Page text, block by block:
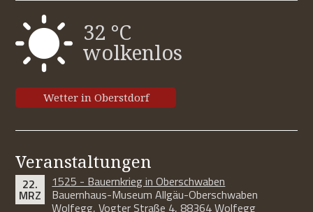
32 °C
wolkenlos
Wetter in Oberstdorf
Veranstaltungen
22.
MRZ
1525 - Bauernkrieg in Oberschwaben
Bauernhaus-Museum Allgäu-Oberschwaben
Wolfegg, Vogter Straße 4, 88364 Wolfegg